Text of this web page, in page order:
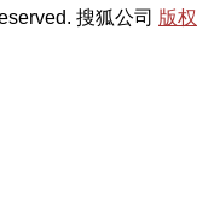
搜狐公司 版权